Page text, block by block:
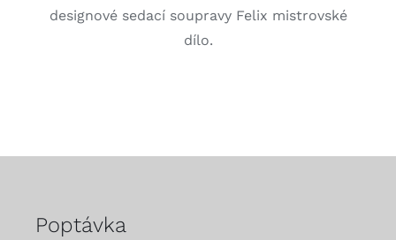
designové sedací soupravy Felix mistrovské
dílo.
Poptávka